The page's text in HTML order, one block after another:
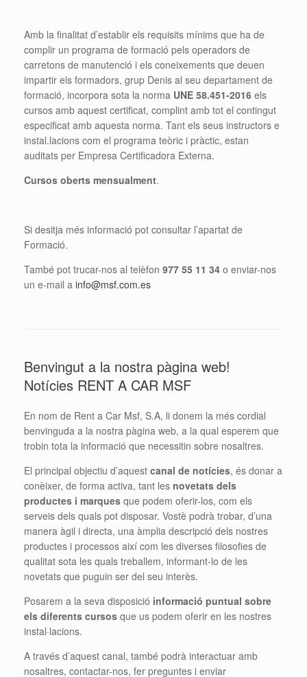
Amb la finalitat d’establir els requisits mínims que ha de
complir un programa de formació pels operadors de
carretons de manutenció i els coneixements que deuen
impartir els formadors, grup Denis al seu departament de
formació, incorpora sota la norma UNE 58.451-2016 els
cursos amb aquest certificat, complint amb tot el contingut
especificat amb aquesta norma. Tant els seus instructors e
instal.lacions com el programa teòric i pràctic, estan
auditats per Empresa Certificadora Externa.
Cursos oberts mensualment.
Si desitja més informació pot consultar l’apartat de
Formació.
També pot trucar-nos al telèfon 977 55 11 34 o enviar-nos
un e-mail a info@msf.com.es
Benvingut a la nostra pàgina web!
Notícies RENT A CAR MSF
En nom de Rent a Car Msf, S.A, li donem la més cordial
benvinguda a la nostra pàgina web, a la qual esperem que
trobin tota la informació que necessitin sobre nosaltres.
El principal objectiu d’aquest canal de notícies, és donar a
conèixer, de forma activa, tant les novetats dels
productes i marques que podem oferir-los, com els
serveis dels quals pot disposar. Vostè podrà trobar, d’una
manera àgil i directa, una àmplia descripció dels nostres
productes i processos així com les diverses filosofies de
qualitat sota les quals treballem, informant-lo de les
novetats que puguin ser del seu interès.
Posarem a la seva disposició informació puntual sobre
els diferents cursos que us podem oferir en les nostres
instal·lacions.
A través d’aquest canal, també podrà interactuar amb
nosaltres, contactar-nos, fer preguntes i enviar